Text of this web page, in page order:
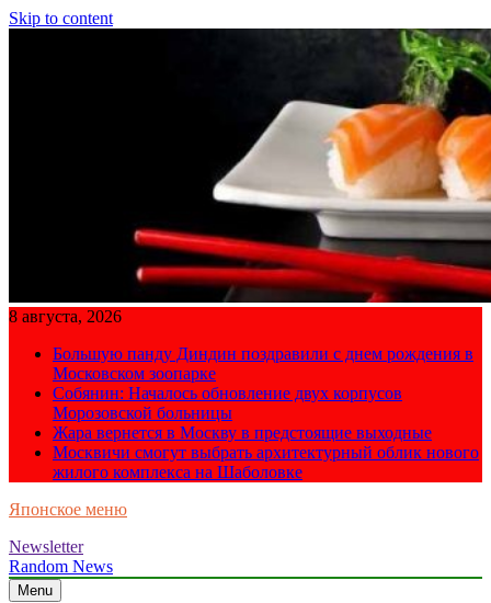
Skip to content
8 августа, 2026
Большую панду Диндин поздравили с днем рождения в
Московском зоопарке
Собянин: Началось обновление двух корпусов
Морозовской больницы
Жара вернется в Москву в предстоящие выходные
Москвичи смогут выбрать архитектурный облик нового
жилого комплекса на Шаболовке
Японское меню
Newsletter
Random News
Menu